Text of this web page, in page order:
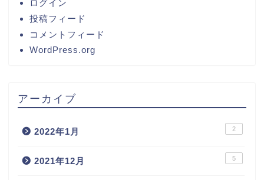
ログイン
投稿フィード
コメントフィード
WordPress.org
アーカイブ
2022年1月 2
2021年12月 5